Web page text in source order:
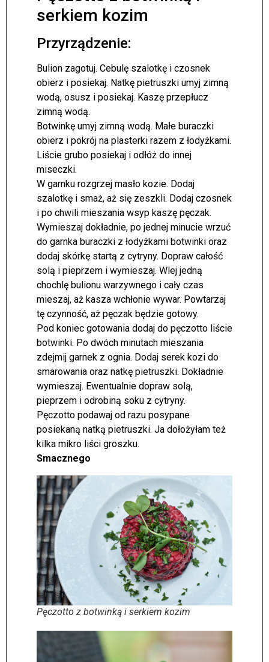
serkiem kozim
Przyrządzenie:
Bulion zagotuj. Cebulę szalotkę i czosnek
obierz i posiekaj. Natkę pietruszki umyj zimną
wodą, osusz i posiekaj. Kaszę przepłucz
zimną wodą.
Botwinkę umyj zimną wodą. Małe buraczki
obierz i pokrój na plasterki razem z łodyżkami.
Liście grubo posiekaj i odłóż do innej
miseczki.
W garnku rozgrzej masło kozie. Dodaj
szalotkę i smaż, aż się zeszkli. Dodaj czosnek
i po chwili mieszania wsyp kaszę pęczak.
Wymieszaj dokładnie, po jednej minucie wrzuć
do garnka buraczki z łodyżkami botwinki oraz
dodaj skórkę startą z cytryny. Dopraw całość
solą i pieprzem i wymieszaj. Wlej jedną
chochlę bulionu warzywnego i cały czas
mieszaj, aż kasza wchłonie wywar. Powtarzaj
tę czynność, aż pęczak będzie gotowy.
Pod koniec gotowania dodaj do pęczotto liście
botwinki. Po dwóch minutach mieszania
zdejmij garnek z ognia. Dodaj serek kozi do
smarowania oraz natkę pietruszki. Dokładnie
wymieszaj. Ewentualnie dopraw solą,
pieprzem i odrobiną soku z cytryny.
Pęczotto podawaj od razu posypane
posiekaną natką pietruszki. Ja dołożyłam też
kilka mikro liści groszku.
Smacznego
Pęczotto z botwinką i serkiem kozim